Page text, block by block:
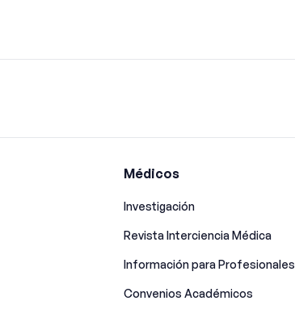
Médicos
Investigación
Revista Interciencia Médica
Información para Profesionales
Convenios Académicos